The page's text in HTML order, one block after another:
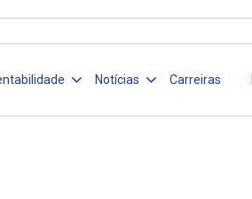
Notícias Carreiras